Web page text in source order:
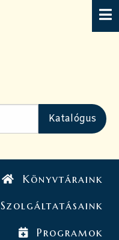
Könyvtáraink
Szolgáltatásaink
Programok